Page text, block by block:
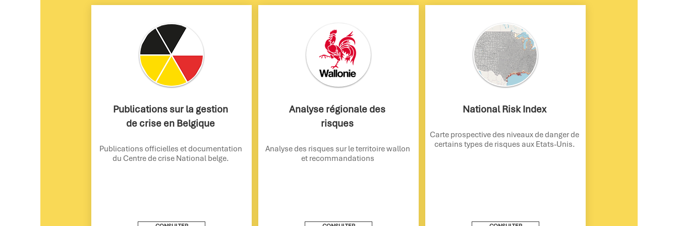
Publications sur la gestion
de crise en Belgique
Publications officielles et documentation
du Centre de crise National belge.
Analyse régionale des
risques
Analyse des risques sur le territoire wallon
et recommandations
National Risk Index
Carte prospective des niveaux de danger de
certains types de risques aux Etats-Unis.